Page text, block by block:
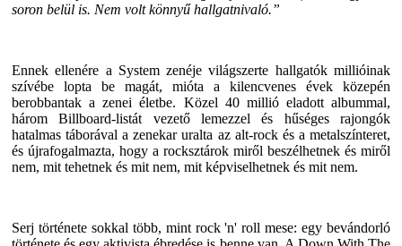
soron belül is. Nem volt könnyű hallgatnivaló.”
Ennek ellenére a Systemzenéje világszerte hallgatók millióinak
szívébe lopta be magát, mióta a kilencvenes évek közepén
berobbantak a zenei életbe. Közel 40 millió eladott albummal,
három Billboard-listát vezető lemezzel és hűséges rajongók
hatalmas táborával a zenekar uralta az alt-rock és a metalszínteret,
és újrafogalmazta, hogy a rocksztárok miről beszélhetnek és miről
nem, mit tehetnek és mit nem, mit képviselhetnek és mit nem.
Serj története sokkal több, mint rock 'n' roll mese: egy bevándorló